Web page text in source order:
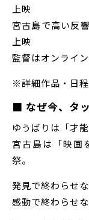
上映
宮古島で高い反
上映
監督はオンライ
※詳細作品・日
■ なぜ今、タ
ゆうばりは「才
宮古島は「映画
祭。
発見で終わらせな
感動で終わらせな